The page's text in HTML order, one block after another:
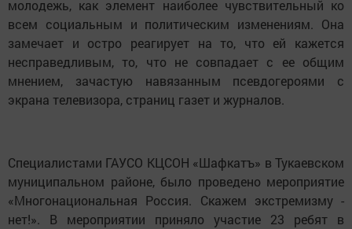
молодежь, как элемент наиболее чувствительный ко
всем социальным и политическим изменениям. Она
замечает и остро реагирует на то, что ей кажется
несправедливым, то, что не совпадает с ее общим
мнением, зачастую навязанным псевдогероями с
экрана телевизора, страниц газет и журналов.
Специалистами ГАУСО КЦСОН «Шафкатъ» в Тукаевском
муниципальном районе, было проведено мероприятие
«Многонациональная Россия. Скажем экстремизму -
нет!». В мероприятии приняло участие 23 ребят в